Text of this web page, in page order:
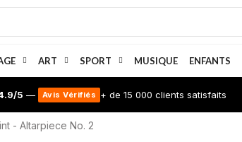
ART SPORT MUSIQUE ENFANTS
5 — Avis Vérifiés + de 15 000 clients satisfaits
- Altarpiece No. 2